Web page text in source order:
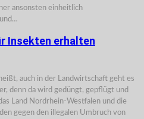
ansonsten einheitlich
Insekten erhalten
auch in der Landwirtschaft geht es
denn da wird gedüngt, gepflügt und
Land Nordrhein-Westfalen und die
gegen den illegalen Umbruch von